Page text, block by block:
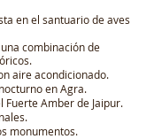
en el santuario de aves
combinación de
aire acondicionado.
en Agra.
Fuerte Amber de Jaipur.
monumentos.